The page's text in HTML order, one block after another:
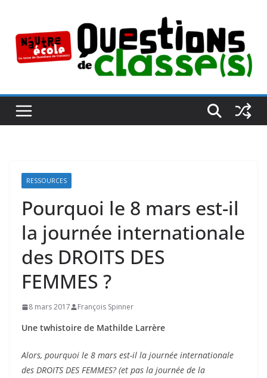
contenu
RESSOURCES
Pourquoi le 8 mars est-il
la journée internationale
des DROITS DES
FEMMES ?
8 mars 2017 François Spinner
Une twhistoire de Mathilde Larrère
Alors, pourquoi le 8 mars est-il la journée internationale
des DROITS DES FEMMES? (et pas la journée de la